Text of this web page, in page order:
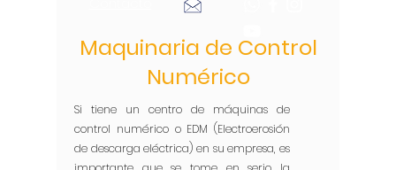
Maquinaria de Control
Numérico
Si tiene un centro de máquinas de
control numérico o EDM (Electroerosión
de descarga eléctrica) en su empresa, es